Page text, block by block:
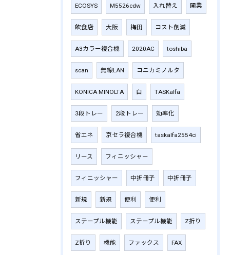
ECOSYS M5526cdw 入れ替え 開業
飲食店 大阪 梅田 コスト削減
A3カラー複合機 2020AC toshiba
scan 無線LAN コニカミノルタ
KONICA MINOLTA 白 TASKalfa
3段トレー 2段トレー 効率化
省エネ 京セラ複合機 taskalfa2554ci
リース フィニッシャー
フィニッシャー 中折冊子 中折冊子
新規 新規 便利 便利
ステープル機能 ステープル機能 Z折り
Z折り 機能 ファックス FAX